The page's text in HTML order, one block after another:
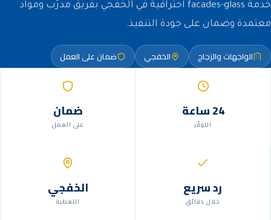
خدمة facades-glass احترافية في الخفجي بفريق مدرّب ومواد
معتمدة وضمان على جودة التنفيذ.
الواجهات والزجاج الخفجي ضمان على العمل
24 ساعة
التوفّر
ضمان
على العمل
رد سريع
خلال دقائق
الخفجي
التغطية